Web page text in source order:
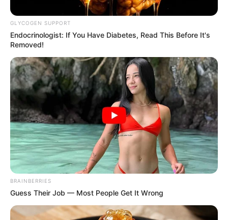
GLYCOGEN SUPPORT
Endocrinologist: If You Have Diabetes, Read This Before It's
Removed!
BRAINBERRIES
Guess Their Job — Most People Get It Wrong